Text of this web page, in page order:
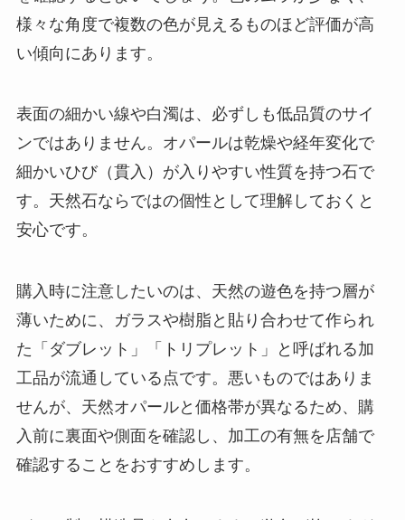
様々な角度で複数の色が見えるものほど評価が高
い傾向にあります。
表面の細かい線や白濁は、必ずしも低品質のサイ
ンではありません。オパールは乾燥や経年変化で
細かいひび（貫入）が入りやすい性質を持つ石で
す。天然石ならではの個性として理解しておくと
安心です。
購入時に注意したいのは、天然の遊色を持つ層が
薄いために、ガラスや樹脂と貼り合わせて作られ
た「ダブレット」「トリプレット」と呼ばれる加
工品が流通している点です。悪いものではありま
せんが、天然オパールと価格帯が異なるため、購
入前に裏面や側面を確認し、加工の有無を店舗で
確認することをおすすめします。